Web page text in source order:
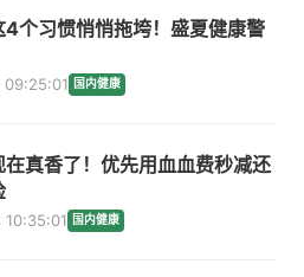
4个习惯悄悄拖垮！盛夏健康警
国内健康
在真香了！优先用血血费秒减还
国内健康